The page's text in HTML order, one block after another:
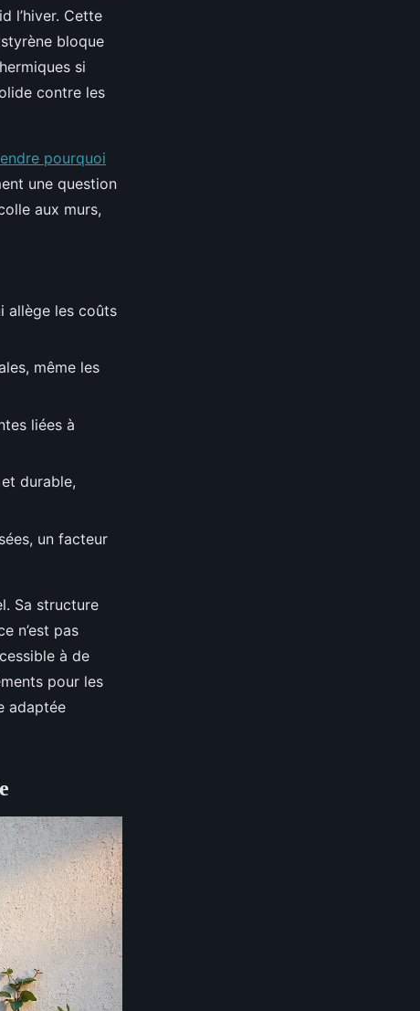
l’hiver. Cette
bloque
si
contre les
pourquoi
une question
aux murs,
allège les coûts
même les
liées à
durable,
un facteur
Sa structure
n’est pas
à de
pour les
adaptée